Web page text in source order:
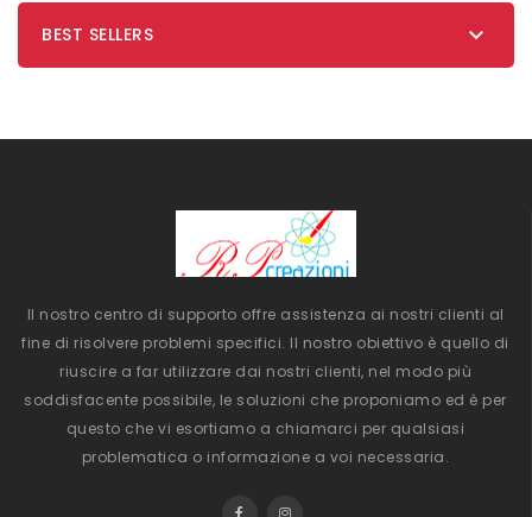
BEST SELLERS 
Il nostro centro di supporto offre assistenza ai nostri clienti al
fine di risolvere problemi specifici. Il nostro obiettivo è quello di
riuscire a far utilizzare dai nostri clienti, nel modo più
soddisfacente possibile, le soluzioni che proponiamo ed è per
questo che vi esortiamo a chiamarci per qualsiasi
problematica o informazione a voi necessaria.